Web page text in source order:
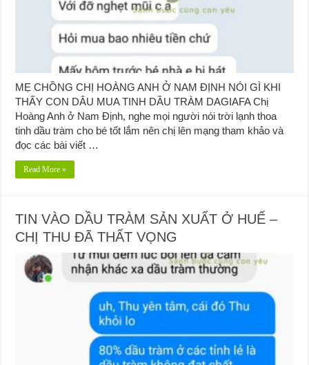
MẸ CHỒNG CHỊ HOÀNG ANH Ở NAM ĐỊNH NÓI GÌ KHI
THẤY CON DÂU MUA TINH DẦU TRÀM DAGIAFA Chị
Hoàng Anh ở Nam Định, nghe mọi người nói trời lạnh thoa
tinh dầu tràm cho bé tốt lắm nên chị lên mạng tham khảo và
đọc các bài viết …
Read More »
TIN VÀO DẦU TRÀM SẢN XUẤT Ở HUẾ –
CHỊ THU ĐÃ THẤT VỌNG